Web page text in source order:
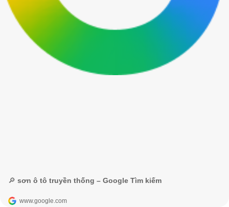
🔎 sơn ô tô truyền thống – Google Tìm kiếm
www.google.com